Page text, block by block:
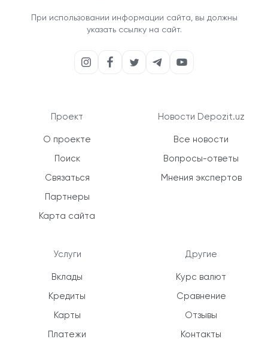
При использовании информации сайта, вы должны
указать ссылку на сайт.
Проект
О проекте
Поиск
Связаться
Партнеры
Карта сайта
Услуги
Вклады
Кредиты
Карты
Платежи
Новости Depozit.uz
Все новости
Вопросы-ответы
Мнения экспертов
Другие
Курс валют
Сравнение
Отзывы
Контакты